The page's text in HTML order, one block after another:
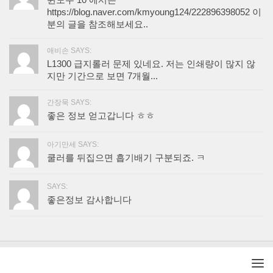
https://blog.naver.com/kmyoung124/222896398052 이
분의 글을 참조해보세요..
애비손 SAYS:
L1300 급지롤러 문제 있네요. 저는 인쇄량이 많지 않
지만 기간으로 보면 7개월...
간장묵 SAYS:
좋은 정보 얻고갑니다 ㅎㅎ
아기만세 SAYS:
쿨러를 뒤집으면 흡기배기 구분되죠. ㅋ
SAYS:
좋은정보 감사합니다